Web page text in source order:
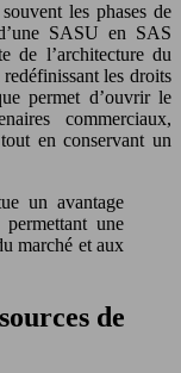
les phases de
SASU en SAS
de l’architecture du
les droits
permet d’ouvrir le
commerciaux,
en conservant un
un avantage
une
marché et aux
de